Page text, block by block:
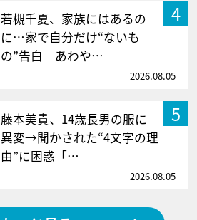
4
若槻千夏、家族にはあるの
に…家で自分だけ“ないも
の”告白 あわや…
2026.08.05
5
藤本美貴、14歳長男の服に
異変→聞かされた“4文字の理
由”に困惑「…
2026.08.05